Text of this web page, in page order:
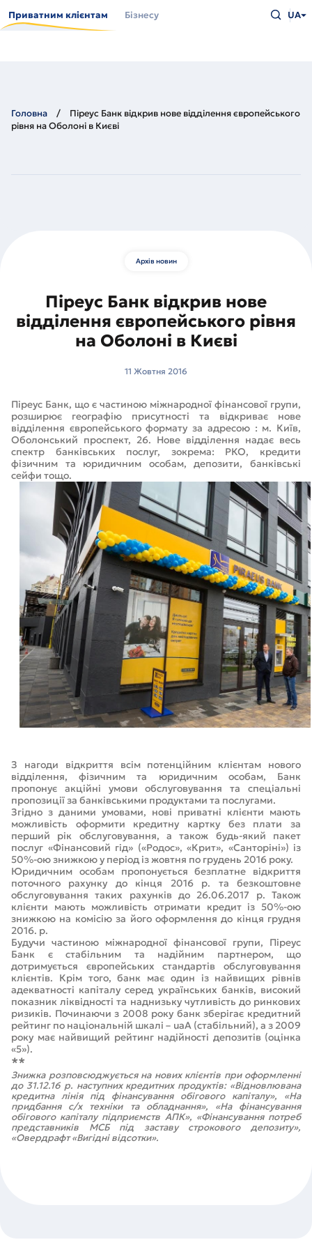
до
основного
Приватним клієнтам Бізнесу
що
UA
Головна
Піреус Банк відкрив нове відділення європейського
рівня на Оболоні в Києві
Архів новин
Піреус Банк відкрив нове
відділення європейського рівня
на Оболоні в Києві
11 Жовтня 2016
Піреус Банк, що є частиною міжнародної фінансової групи,
розширює географію присутності та відкриває нове
відділення європейського формату за адресою : м. Київ,
Оболонський проспект, 26. Нове відділення надає весь
спектр банківських послуг, зокрема: РКО, кредити
фізичним та юридичним особам, депозити, банківські
сейфи тощо.
З нагоди відкриття всім потенційним клієнтам нового
відділення, фізичним та юридичним особам, Банк
пропонує акційні умови обслуговування та спеціальні
пропозиції за банківськими продуктами та послугами.
Згідно з даними умовами, нові приватні клієнти мають
можливість оформити кредитну картку без плати за
перший рік обслуговування, а також будь-який пакет
послуг «Фінансовий гід» («Родос», «Крит», «Санторіні») із
50%-ою знижкою у період із жовтня по грудень 2016 року.
Юридичним особам пропонується безплатне відкриття
поточного рахунку до кінця 2016 р. та безкоштовне
обслуговування таких рахунків до 26.06.2017 р. Також
клієнти мають можливість отримати кредит із 50%-ою
знижкою на комісію за його оформлення до кінця грудня
2016. р.
Будучи частиною міжнародної фінансової групи, Піреус
Банк є стабільним та надійним партнером, що
дотримується європейських стандартів обслуговування
клієнтів. Крім того, банк має один із найвищих рівнів
адекватності капіталу серед українських банків, високий
показник ліквідності та наднизьку чутливість до ринкових
ризиків. Починаючи з 2008 року банк зберігає кредитний
рейтинг по національній шкалі – uaA (стабільний), а з 2009
року має найвищий рейтинг надійності депозитів (оцінка
«5»).
**
Знижка розповсюджується на нових клієнтів при оформленні
до 31.12.16 р. наступних кредитних продуктів: «Відновлювана
кредитна лінія під фінансування обігового капіталу», «На
придбання с/х техніки та обладнання», «На фінансування
обігового капіталу підприємств АПК», «Фінансування потреб
представників МСБ під заставу строкового депозиту»,
«Овердрафт «Вигідні відсотки».